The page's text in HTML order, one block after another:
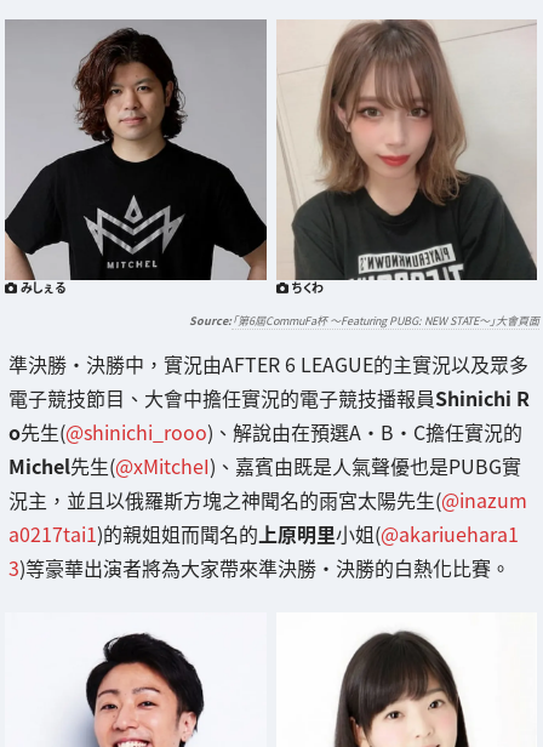
みしぇる ちくわ
「第6屆CommuFa杯 〜Featuring PUBG: NEW STATE〜」大會頁面
準決勝・決勝中，實況由AFTER 6 LEAGUE的主實況以及眾多
電子競技節目、大會中擔任實況的電子競技播報員Shinichi R
o先生(@shinichi_rooo)、解說由在預選A・B・C擔任實況的
Michel先生(@xMitcheI)、嘉賓由既是人氣聲優也是PUBG實
況主，並且以俄羅斯方塊之神聞名的雨宮太陽先生(@inazum
a0217tai1)的親姐姐而聞名的上原明里小姐(@akariuehara1
3)等豪華出演者將為大家帶來準決勝・決勝的白熱化比賽。